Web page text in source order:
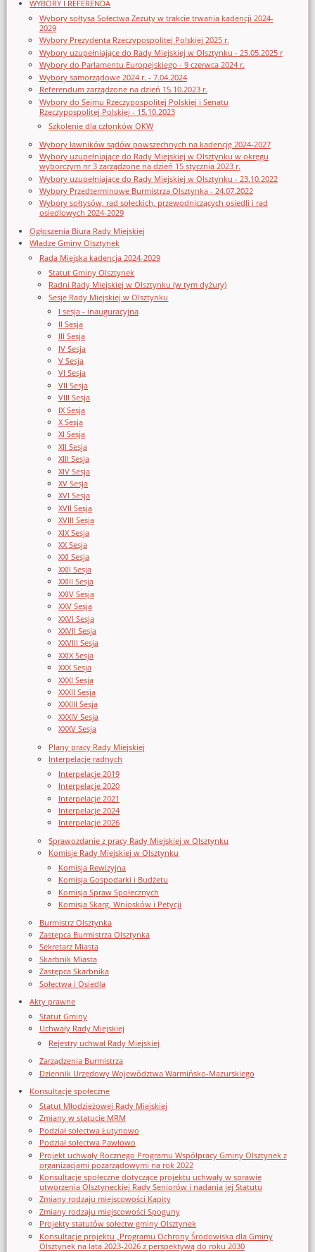
WYBORY I REFERENDA
Wybory sołtysa Sołectwa Zezuty w trakcie trwania kadencji 2024-
2029
Wybory Prezydenta Rzeczypospolitej Polskiej 2025 r.
Wybory uzupełniające do Rady Miejskiej w Olsztynku - 25.05.2025 r
Wybory do Parlamentu Europejskiego - 9 czerwca 2024 r.
Wybory samorządowe 2024 r. - 7.04.2024
Referendum zarządzone na dzień 15.10.2023 r.
Wybory do Sejmu Rzeczypospolitej Polskiej i Senatu
Rzeczypospolitej Polskiej - 15.10.2023
Szkolenie dla członków OKW
Wybory ławników sądów powszechnych na kadencję 2024-2027
Wybory uzupełniające do Rady Miejskiej w Olsztynku w okręgu
wyborczym nr 3 zarządzone na dzień 15 stycznia 2023 r.
Wybory uzupełniające do Rady Miejskiej w Olsztynku - 23.10.2022
Wybory Przedterminowe Burmistrza Olsztynka - 24.07.2022
Wybory sołtysów, rad sołeckich, przewodniczących osiedli i rad
osiedlowych 2024-2029
Ogłoszenia Biura Rady Miejskiej
Władze Gminy Olsztynek
Rada Miejska kadencja 2024-2029
Statut Gminy Olsztynek
Radni Rady Miejskiej w Olsztynku (w tym dyżury)
Sesje Rady Miejskiej w Olsztynku
I sesja - inauguracyjna
II Sesja
III Sesja
IV Sesja
V Sesja
VI Sesja
VII Sesja
VIII Sesja
IX Sesja
X Sesja
XI Sesja
XII Sesja
XIII Sesja
XIV Sesja
XV Sesja
XVI Sesja
XVII Sesja
XVIII Sesja
XIX Sesja
XX Sesja
XXI Sesja
XXII Sesja
XXIII Sesja
XXIV Sesja
XXV Sesja
XXVI Sesja
XXVII Sesja
XXVIII Sesja
XXIX Sesja
XXX Sesja
XXXI Sesja
XXXII Sesja
XXXIII Sesja
XXXIV Sesja
XXXV Sesja
Plany pracy Rady Miejskiej
Interpelacje radnych
Interpelacje 2019
Interpelacje 2020
Interpelacje 2021
Interpelacje 2024
Interpelacje 2026
Sprawozdanie z pracy Rady Miejskiej w Olsztynku
Komisje Rady Miejskiej w Olsztynku
Komisja Rewizyjna
Komisja Gospodarki i Budżetu
Komisja Spraw Społecznych
Komisja Skarg, Wniosków i Petycji
Burmistrz Olsztynka
Zastępca Burmistrza Olsztynka
Sekretarz Miasta
Skarbnik Miasta
Zastępca Skarbnika
Sołectwa i Osiedla
Akty prawne
Statut Gminy
Uchwały Rady Miejskiej
Rejestry uchwał Rady Miejskiej
Zarządzenia Burmistrza
Dziennik Urzędowy Województwa Warmińsko-Mazurskiego
Konsultacje społeczne
Statut Młodzieżowej Rady Miejskiej
Zmiany w statucie MRM
Podział sołectwa Łutynowo
Podział sołectwa Pawłowo
Projekt uchwały Rocznego Programu Współpracy Gminy Olsztynek z
organizacjami pozarządowymi na rok 2022
Konsultacje społeczne dotyczące projektu uchwały w sprawie
utworzenia Olsztyneckiej Rady Seniorów i nadania jej Statutu
Zmiany rodzaju miejscowości Kąpity
Zmiany rodzaju miejscowości Spoguny
Projekty statutów sołectw gminy Olsztynek
Konsultacje projektu „Programu Ochrony Środowiska dla Gminy
Olsztynek na lata 2023-2026 z perspektywą do roku 2030